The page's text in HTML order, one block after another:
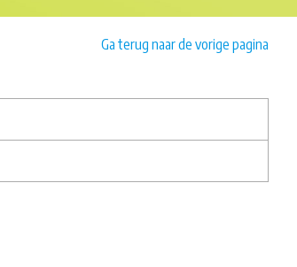
Ga terug naar de vorige pagina